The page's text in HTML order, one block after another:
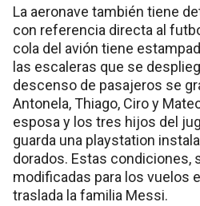
La aeronave también tiene
con referencia directa al
cola del avión tiene
las escaleras que se
descenso de pasajeros se
Antonela, Thiago, Ciro y
esposa y los tres hijos del
guarda una playstation
dorados. Estas condiciones,
modificadas para los vuelos
traslada la familia Messi.